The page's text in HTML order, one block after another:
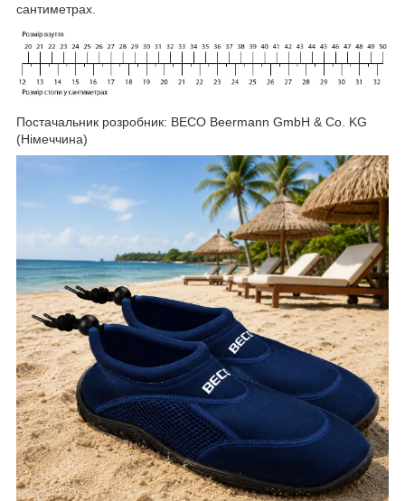
сантиметрах.
Постачальник розробник: BECO Beermann GmbH & Co. KG
(Німеччина)